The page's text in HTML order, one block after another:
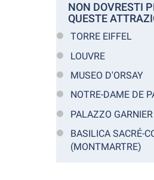
NON DOVRESTI
QUESTE
TORRE EIFFEL
LOUVRE
MUSEO D'ORSAY
NOTRE-DAME DE
PALAZZO GARNIER
BASILICA SACRÉ-
(MONTMARTRE)